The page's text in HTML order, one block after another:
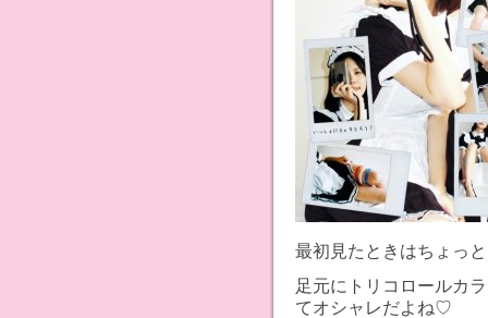
最初見たときはちょっ
足元にトリコロールカ
てオシャレだよね♡